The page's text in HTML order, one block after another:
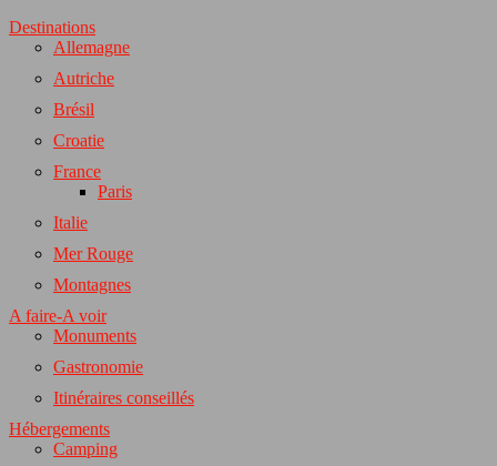
Destinations
Allemagne
Autriche
Brésil
Croatie
France
Paris
Italie
Mer Rouge
Montagnes
A faire-A voir
Monuments
Gastronomie
Itinéraires conseillés
Hébergements
Camping